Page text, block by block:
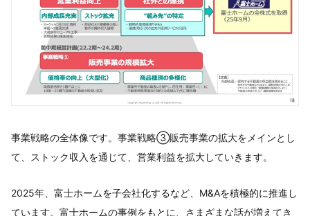
事業戦略の全体像です。事業戦略③販売事業の拡大をメインとし
て、ストック収入を通じて、営業利益を拡大していきます。
2025年、富士ホームを子会社化するなど、M&Aを積極的に推進し
ています。富士ホームの事例をもとに、さまざまな話が増えてき